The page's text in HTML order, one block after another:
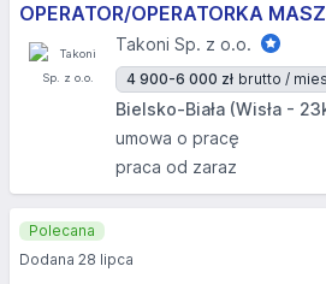
OPERATOR/OPERATORKA
Takoni Sp. z o.o.
4 900-6 000 zł brutto /
Bielsko-Biała (Wisła -
umowa o pracę
praca od zaraz
Polecana
Dodana 28 lipca